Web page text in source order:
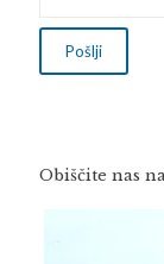
Obiščite nas